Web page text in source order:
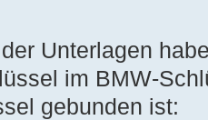
Unterlagen
im BMW-
gebunden ist: